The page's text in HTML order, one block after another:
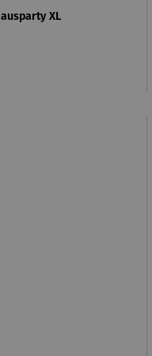
XL
Preis: